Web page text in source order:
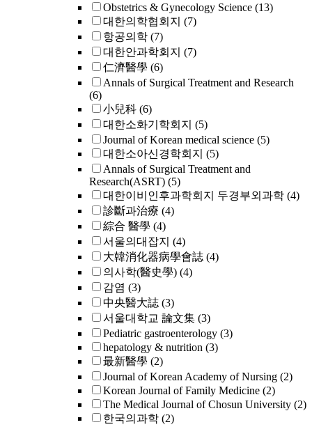
Obstetrics & Gynecology Science (13)
대한의학협회지 (7)
항공의학 (7)
대한안과학회지 (7)
仁濟醫學 (6)
Annals of Surgical Treatment and Research
(6)
小兒科 (6)
대한소화기학회지 (5)
Journal of Korean medical science (5)
대한소아신경학회지 (5)
Annals of Surgical Treatment and
Research(ASRT) (5)
대한이비인후과학회지 두경부외과학 (4)
診斷과治療 (4)
綜合 醫學 (4)
서울의대잡지 (4)
大韓消化器病學會誌 (4)
의사학(醫史學) (4)
감염 (3)
中央醫大誌 (3)
서울대학교 論文集 (3)
Pediatric gastroenterology (3)
hepatology & nutrition (3)
最新醫學 (2)
Journal of Korean Academy of Nursing (2)
Korean Journal of Family Medicine (2)
The Medical Journal of Chosun University (2)
한국의과학 (2)